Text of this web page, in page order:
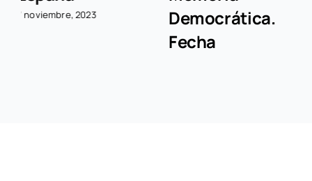
Democrática.
12/04/2023
25 abril, 2023